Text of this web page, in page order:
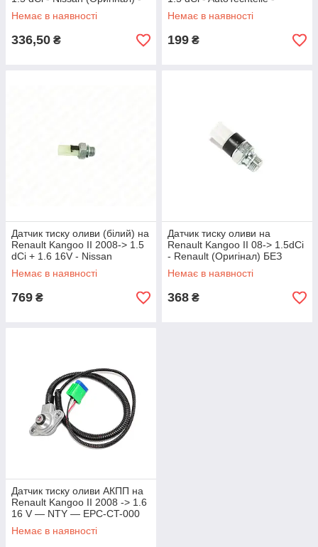
25240-00Q0F
Немає в наявності
336,50 ₴
5090510
Немає в наявності
199 ₴
Датчик тиску оливи (білий) на
Renault Kangoo II 2008-> 1.5
dCi + 1.6 16V - Nissan
(Оригінал) - 25240-00Q0A
Немає в наявності
769 ₴
Датчик тиску оливи на
Renault Kangoo II 08-> 1.5dCi
- Renault (Оригінал) БЕЗ
УПАКОВКИ - 8200671272J
Немає в наявності
368 ₴
Датчик тиску оливи АКПП на
Renault Kangoo II 2008 -> 1.6
16 V — NTY — EPC-CT-000
Немає в наявності